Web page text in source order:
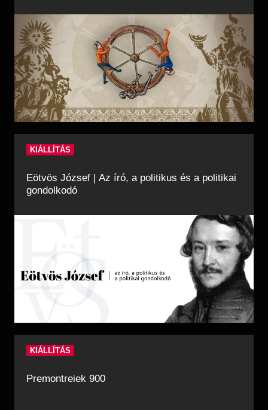
KIÁLLÍTÁS
Eötvös József | Az író, a politikus és a politikai
gondolkodó
KIÁLLÍTÁS
Premontreiek 900